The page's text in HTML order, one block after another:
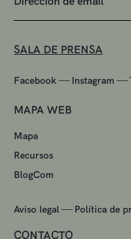
SALA DE PRENSA
Facebook — Instagram —
MAPA WEB
Mapa
Recursos
BlogCom
Aviso legal — Política de
CONTACTO